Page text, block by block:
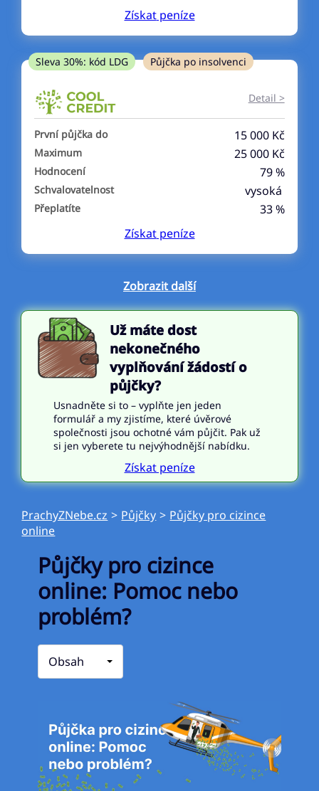
V hotovosti
ano
Získatpeníze
Sleva 30%: kód LDG Půjčka po insolvenci
Detail >
První půjčka do 15 000 Kč
Maximum 25 000 Kč
Hodnocení 79 %
Schvalovatelnost vysoká
Přeplatíte
33 %
Získatpeníze
Zobrazit další
Už máte dost
nekonečného
vyplňování žádostí o
půjčky?
Usnadněte si to – vyplňte jen jeden
formulář a my zjistíme, které úvěrové
společnosti jsou ochotné vám půjčit. Pak už
si jen vyberete tu nejvýhodnější nabídku.
Získat peníze
PrachyZNebe.cz > Půjčky > Půjčky pro cizince
online
Půjčky pro cizince
online: Pomoc nebo
problém?
Obsah